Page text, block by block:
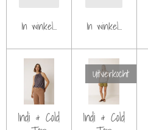
In winkelwagen In winkelwagen
Indi & Cold
Uitverkocht
Indi & Cold